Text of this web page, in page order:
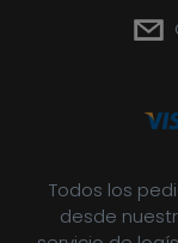
Todos los
desde